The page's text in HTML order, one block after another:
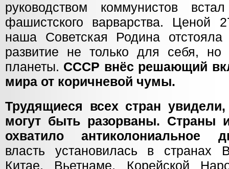
руководством коммунистов
фашистского варварства. Ценой
наша Советская Родина
развитие не только для себя,
планеты. СССР внёс решающий
мира от коричневой чумы.
Трудящиеся всех стран
могут быть разорваны. Страны
охватило антиколониальное
власть установилась в странах
Китае, Вьетнаме, Корейской